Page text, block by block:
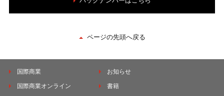
ページの先頭へ戻る
国際商業
国際商業オンライン
お知らせ
書籍